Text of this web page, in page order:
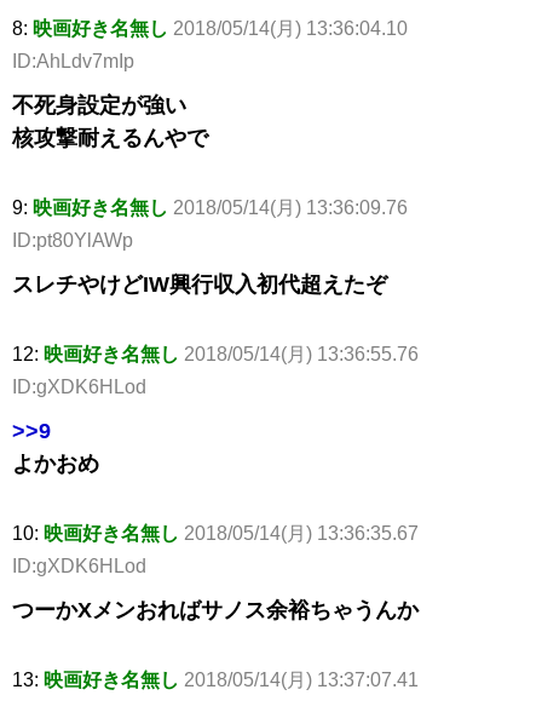
8: 映画好き名無し 2018/05/14(月) 13:36:04.10
ID:AhLdv7mIp
不死身設定が強い
核攻撃耐えるんやで
9: 映画好き名無し 2018/05/14(月) 13:36:09.76
ID:pt80YlAWp
スレチやけどIW興行収入初代超えたぞ
12: 映画好き名無し 2018/05/14(月) 13:36:55.76
ID:gXDK6HLod
>>9
よかおめ
10: 映画好き名無し 2018/05/14(月) 13:36:35.67
ID:gXDK6HLod
つーかXメンおればサノス余裕ちゃうんか
13: 映画好き名無し 2018/05/14(月) 13:37:07.41